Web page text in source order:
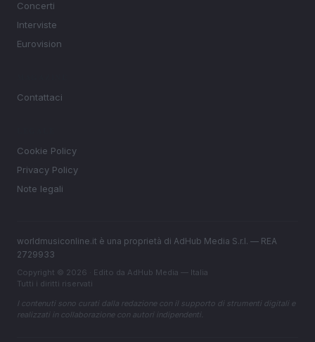
Concerti
Interviste
Eurovision
Contattaci
Cookie Policy
Privacy Policy
Note legali
worldmusiconline.it è una proprietà di AdHub Media S.r.l. — REA
2729933
Copyright © 2026 · Edito da AdHub Media — Italia
Tutti i diritti riservati
I contenuti sono curati dalla redazione con il supporto di strumenti digitali e
realizzati in collaborazione con autori indipendenti.